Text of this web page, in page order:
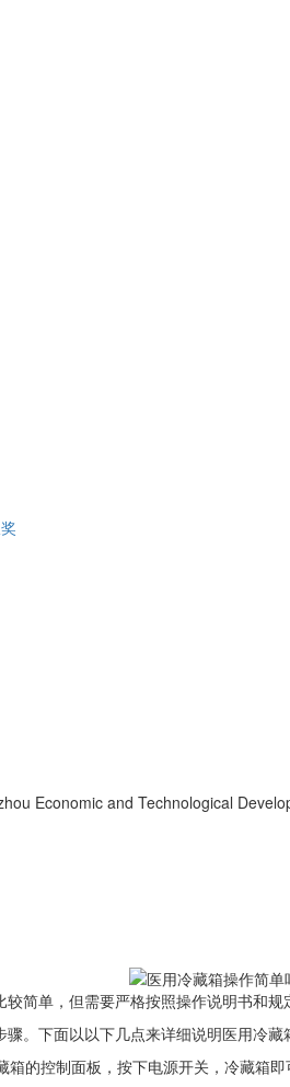
Economic and Technological
简单，但需要严格按照操作说明书和规
。下面以以下几点来详细说明医用冷藏
的控制面板，按下电源开关，冷藏箱即